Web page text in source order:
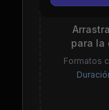
para la
Formatos